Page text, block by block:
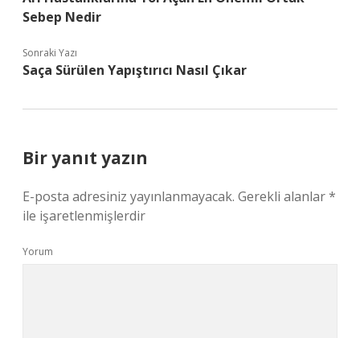
Sebep Nedir
Sonraki Yazı
Saça Sürülen Yapıştırıcı Nasıl Çıkar
Bir yanıt yazın
E-posta adresiniz yayınlanmayacak. Gerekli alanlar*
ile işaretlenmişlerdir
Yorum